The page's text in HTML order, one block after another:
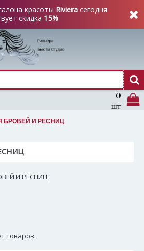
красоты Riviera сегодня
скидка 15%
0
шт
БРОВЕЙ И РЕСНИЦ
И РЕСНИЦ
товаров.